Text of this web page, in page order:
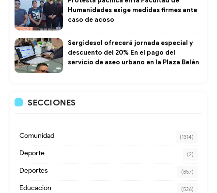
Humanidades exige medidas firmes ante
caso de acoso
Sergidesol ofrecerá jornada especial y
descuento del 20% En el pago del
servicio de aseo urbano en la Plaza Belén
SECCIONES
Comunidad (1314)
Deporte (2)
Deportes (857)
Educación (526)